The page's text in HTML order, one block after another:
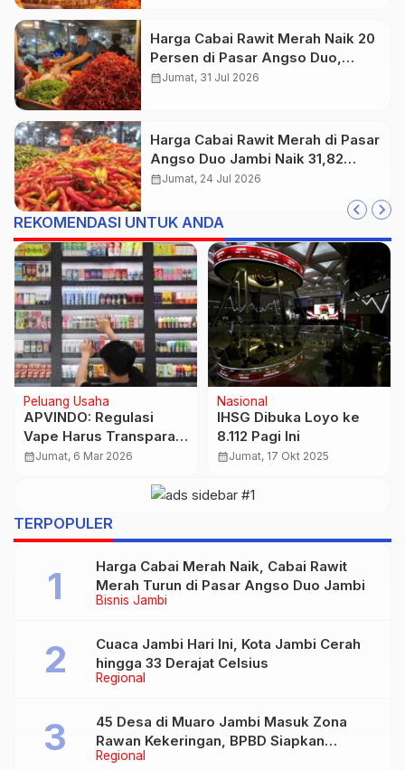
Harga Cabai Rawit Merah Naik 20
Persen di Pasar Angso Duo,
Cabai Merah Justru Anjlok 25
calendar_monthJumat, 31 Jul 2026
Harga Cabai Rawit Merah di Pasar
Angso Duo Jambi Naik 31,82
Persen Jadi Rp44.000 per
calendar_monthJumat, 24 Jul 2026
REKOMENDASI UNTUK ANDA
Ekonomi
Emas Antam Anjlok
Parah! Simak Daftar
Lengkap di Sini
calendar_monthSenin, 20 Apr 2026
Peluang Usaha
10 Faktor Kegagalan
Wirausaha dan Strategi
Efektif untuk
calendar_monthJumat, 6 Feb 2026
TERPOPULER
Bisnis Jambi
Harga Cabai Merah Naik, Cabai Rawit
Merah Turun di Pasar Angso Duo Jambi
Regional
Cuaca Jambi Hari Ini, Kota Jambi Cerah
hingga 33 Derajat Celsius
Regional
45 Desa di Muaro Jambi Masuk Zona
Rawan Kekeringan, BPBD Siapkan
Bantuan Air Bersih Saat Musim Kemarau